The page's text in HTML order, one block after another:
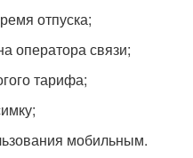
отпуска;
оператора связи;
тарифа;
мобильным.